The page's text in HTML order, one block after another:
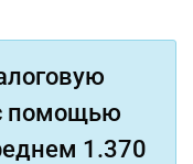
помощью
1.370